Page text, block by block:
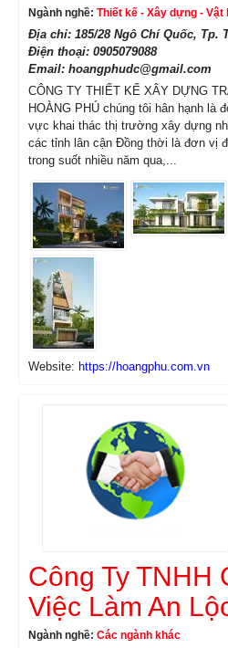
Ngành nghề: Thiết kế - Xây dựng -
Địa chỉ: 185/28 Ngô Chí Quốc, Tp.
Điện thoại: 0905079088
Email: hoangphudc@gmail.com
CÔNG TY THIẾT KẾ XÂY DỰNG
HOÀNG PHÚ chúng tôi hân hạnh là
vực khai thác thị trường xây dựng
các tỉnh lân cận Đồng thời là đơn vị
trong suốt nhiều năm qua,...
Website: https://hoangphu.com.vn
Công Ty TNHH
Việc Làm An
Ngành nghề: Các ngành khác